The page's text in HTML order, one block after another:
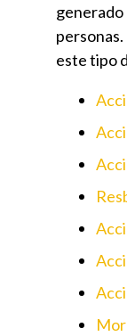
generado
personas.
este tipo